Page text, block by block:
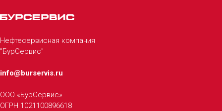
Нефтесервисная компания
"БурСервис"
info@burservis.ru
ООО «БурСервис»
ОГРН 1021100896618